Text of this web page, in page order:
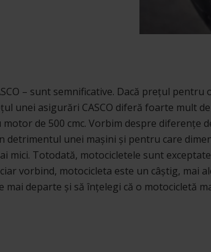
– sunt semnificative. Dacă prețul
unei asigurări CASCO diferă foarte mult
motor de 500 cmc. Vorbim despre diferențe
detrimentul unei mașini și pentru care
mici. Totodată, motocicletele sunt
vorbind, motocicleta este un câștig, mai
mai departe și să înțelegi că o motocicletă